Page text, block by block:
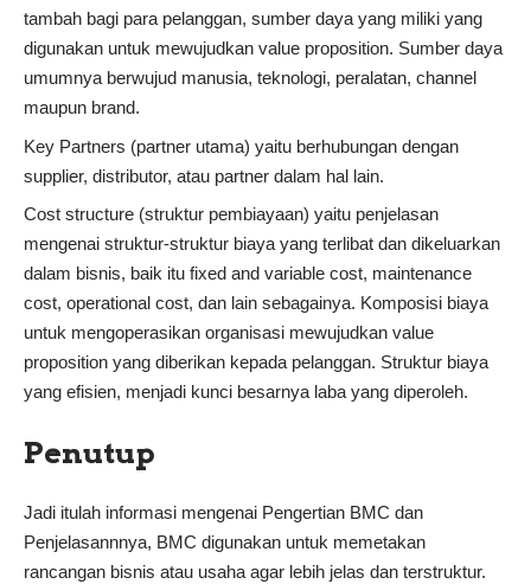
tambah bagi para pelanggan, sumber daya yang miliki yang
digunakan untuk mewujudkan value proposition. Sumber daya
umumnya berwujud manusia, teknologi, peralatan, channel
maupun brand.
Key Partners (partner utama) yaitu berhubungan dengan
supplier, distributor, atau partner dalam hal lain.
Cost structure (struktur pembiayaan) yaitu penjelasan
mengenai struktur-struktur biaya yang terlibat dan dikeluarkan
dalam bisnis, baik itu fixed and variable cost, maintenance
cost, operational cost, dan lain sebagainya. Komposisi biaya
untuk mengoperasikan organisasi mewujudkan value
proposition yang diberikan kepada pelanggan. Struktur biaya
yang efisien, menjadi kunci besarnya laba yang diperoleh.
Penutup
Jadi itulah informasi mengenai Pengertian BMC dan
Penjelasannnya, BMC digunakan untuk memetakan
rancangan bisnis atau usaha agar lebih jelas dan terstruktur.